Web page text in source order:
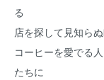
る
店を探して見知らぬ
コーヒーを愛でる
たちに